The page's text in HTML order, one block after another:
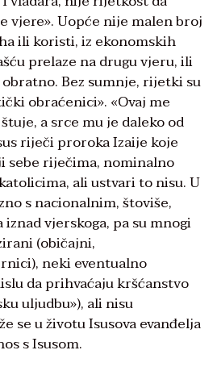
vjere». Uopće nije malen broj
ili koristi, iz ekonomskih
prelaze na drugu vjeru, ili
Bez sumnje, rijetki su
obraćenici». «Ovaj me
a srce mu je daleko od
riječi proroka Izaije koje
sebe riječima, nominalno
ali ustvari to nisu. U
s nacionalnim, štoviše,
vjerskoga, pa su mnogi
(običajni,
neki eventualno
da prihvaćaju kršćanstvo
uljudbu»), ali nisu
se u životu Isusova evanđelja
s Isusom.